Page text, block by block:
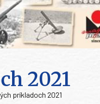
2021
príkladoch 2021